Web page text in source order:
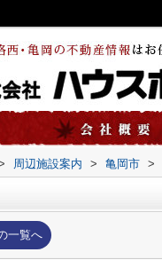
周辺施設案内 > 亀岡市 >
一覧へ